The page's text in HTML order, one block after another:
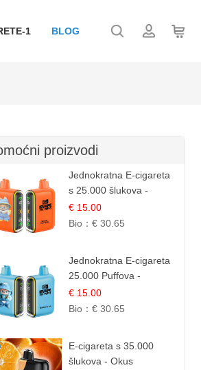
1 BLOG
proizvodi
Jednokratna E-cigareta
s 25.000 šlukova -
Mango & Ananas |
Egzotična Voćna
€ 15.00
Bio： € 30.65
Jednokratna E-cigareta
25.000 Puffova -
Jagodni Sladoled |
Kremasta Slatka Okus
€ 15.00
Bio： € 30.65
E-cigareta s 35.000
šlukova - Okus